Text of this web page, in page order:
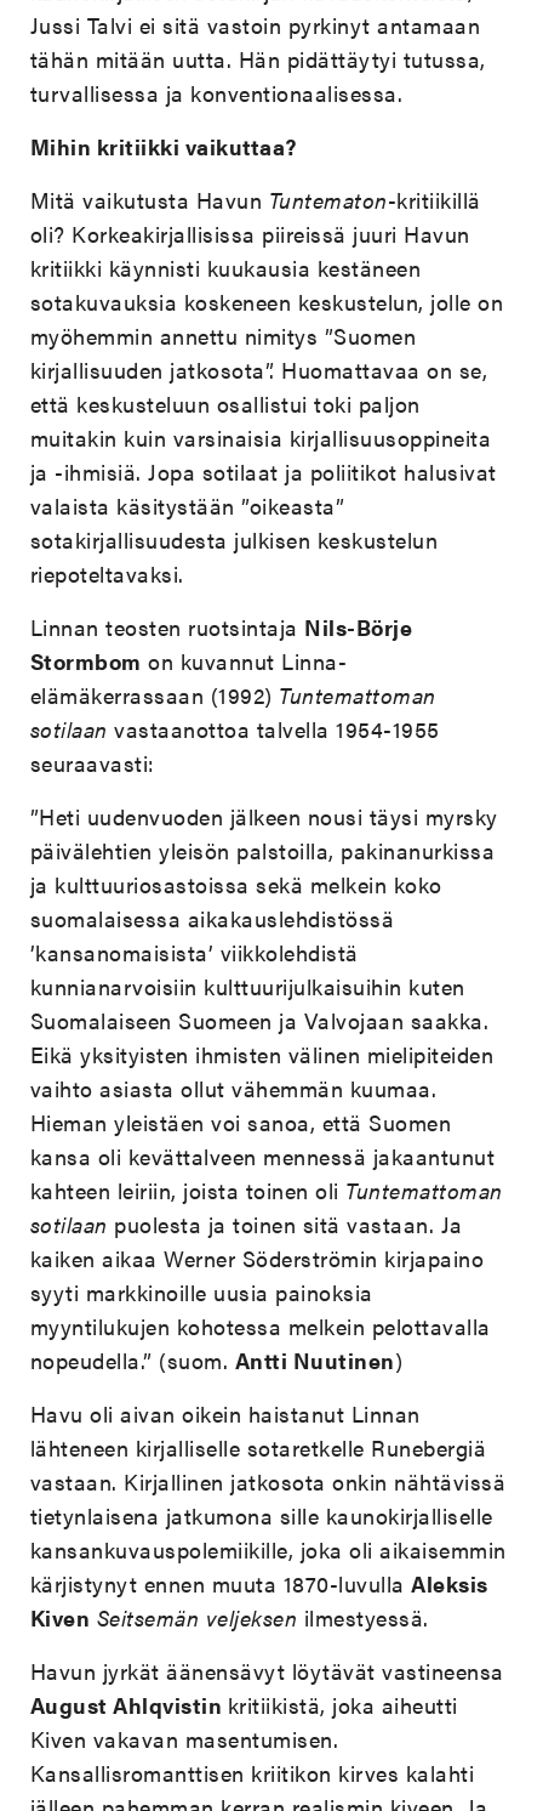
Jussi Talvi ei sitä vastoin pyrkinyt antamaan
tähän mitään uutta. Hän pidättäytyi tutussa,
turvallisessa ja konventionaalisessa.
Mihin kritiikki vaikuttaa?
Mitä vaikutusta Havun Tuntematon-kritiikillä
oli? Korkeakirjallisissa piireissä juuri Havun
kritiikki käynnisti kuukausia kestäneen
sotakuvauksia koskeneen keskustelun, jolle on
myöhemmin annettu nimitys ”Suomen
kirjallisuuden jatkosota”. Huomattavaa on se,
että keskusteluun osallistui toki paljon
muitakin kuin varsinaisia kirjallisuusoppineita
ja -ihmisiä. Jopa sotilaat ja poliitikot halusivat
valaista käsitystään ”oikeasta”
sotakirjallisuudesta julkisen keskustelun
riepoteltavaksi.
Linnan teosten ruotsintaja Nils-Börje
Stormbom on kuvannut Linna-
elämäkerrassaan (1992) Tuntemattoman
sotilaan vastaanottoa talvella 1954-1955
seuraavasti:
”Heti uudenvuoden jälkeen nousi täysi myrsky
päivälehtien yleisön palstoilla, pakinanurkissa
ja kulttuuriosastoissa sekä melkein koko
suomalaisessa aikakauslehdistössä
’kansanomaisista’ viikkolehdistä
kunnianarvoisiin kulttuurijulkaisuihin kuten
Suomalaiseen Suomeen ja Valvojaan saakka.
Eikä yksityisten ihmisten välinen mielipiteiden
vaihto asiasta ollut vähemmän kuumaa.
Hieman yleistäen voi sanoa, että Suomen
kansa oli kevättalveen mennessä jakaantunut
kahteen leiriin, joista toinen oli Tuntemattoman
sotilaan puolesta ja toinen sitä vastaan. Ja
kaiken aikaa Werner Söderströmin kirjapaino
syyti markkinoille uusia painoksia
myyntilukujen kohotessa melkein pelottavalla
nopeudella.” (suom. Antti Nuutinen)
Havu oli aivan oikein haistanut Linnan
lähteneen kirjalliselle sotaretkelle Runebergiä
vastaan. Kirjallinen jatkosota onkin nähtävissä
tietynlaisena jatkumona sille kaunokirjalliselle
kansankuvauspolemiikille, joka oli aikaisemmin
kärjistynyt ennen muuta 1870-luvullaAleksis
Kiven Seitsemän veljeksen ilmestyessä.
Havun jyrkät äänensävyt löytävät vastineensa
August Ahlqvistin kritiikistä, joka aiheutti
Kiven vakavan masentumisen.
Kansallisromanttisen kriitikon kirves kalahti